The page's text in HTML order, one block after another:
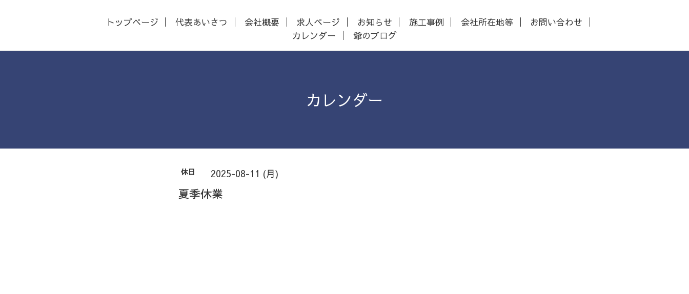
トップページ 代表あいさつ 会社概要 求人ページ お知らせ 施工事例 会社所在地等
お問い合わせ
カレンダー
爺のブログ
カレンダー
休日 2025-08-11 (月)
夏季休業